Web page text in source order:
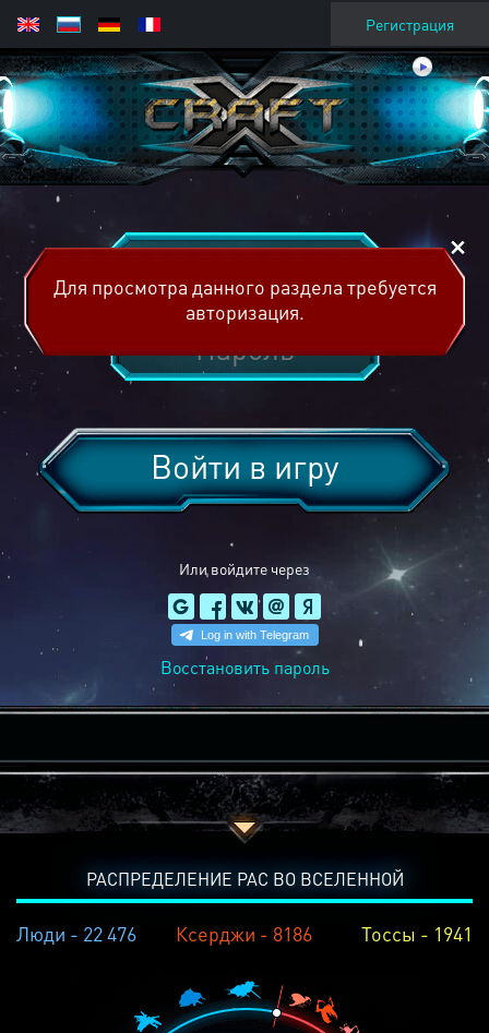
Регистрация
Или войдите через
Войти в игру
Восстановить пароль
Для просмотра данного раздела требуется
авторизация.
РАСПРЕДЕЛЕНИЕ РАС ВО ВСЕЛЕННОЙ
Люди - 22 476 Ксерджи - 8186 Тоссы - 1941